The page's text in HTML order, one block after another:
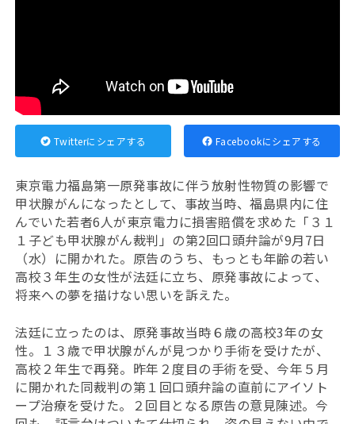
Twitterにシェアする Facebookにシェアする
東京電力福島第一原発事故に伴う放射性物質の影響で
甲状腺がんになったとして、事故当時、福島県内に住
んでいた若者6人が東京電力に損害賠償を求めた「３１
１子ども甲状腺がん裁判」の第2回口頭弁論が9月7日
（水）に開かれた。原告のうち、もっとも年齢の若い
高校３年生の女性が法廷に立ち、原発事故によって、
将来への夢を描けない思いを訴えた。
法廷に立ったのは、原発事故当時６歳の高校3年の女
性。１３歳で甲状腺がんが見つかり手術を受けたが、
高校２年生で再発。昨年２度目の手術を受、今年５月
に開かれた同裁判の第１回口頭弁論の直前にアイソト
ープ治療を受けた。２回目となる原告の意見陳述。今